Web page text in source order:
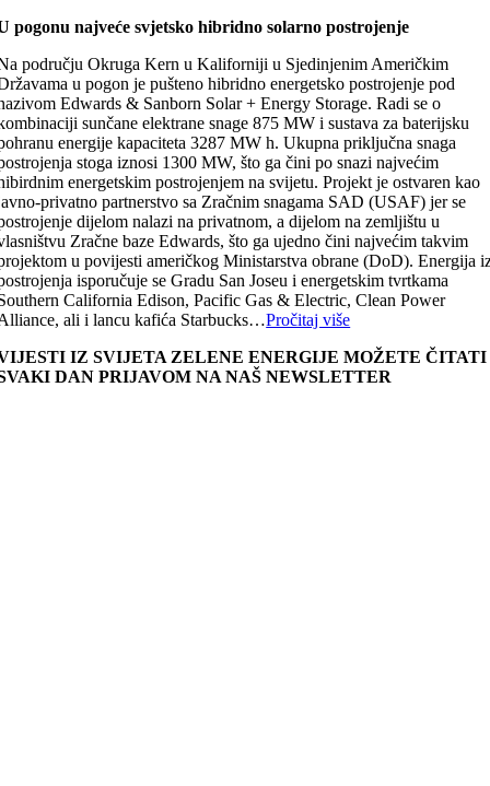
pogonu najveće svjetsko hibridno solarno postrojenje
području Okruga Kern u Kaliforniji u Sjedinjenim Američkim
u pogon je pušteno hibridno energetsko postrojenje pod
Edwards & Sanborn Solar + Energy Storage. Radi se o
sunčane elektrane snage 875 MW i sustava za baterijsku
energije kapaciteta 3287 MW h. Ukupna priključna snaga
stoga iznosi 1300 MW, što ga čini po snazi najvećim
energetskim postrojenjem na svijetu. Projekt je ostvaren kao
privatno partnerstvo sa Zračnim snagama SAD (USAF) jer se
dijelom nalazi na privatnom, a dijelom na zemljištu u
Zračne baze Edwards, što ga ujedno čini najvećim takvim
u povijesti američkog Ministarstva obrane (DoD). Energija
isporučuje se Gradu San Joseu i energetskim tvrtkama
California Edison, Pacific Gas & Electric, Clean Power
ali i lancu kafića Starbucks…Pročitaj više
IZ SVIJETA ZELENE ENERGIJE MOŽETE ČITATI
DAN PRIJAVOM NA NAŠ NEWSLETTER